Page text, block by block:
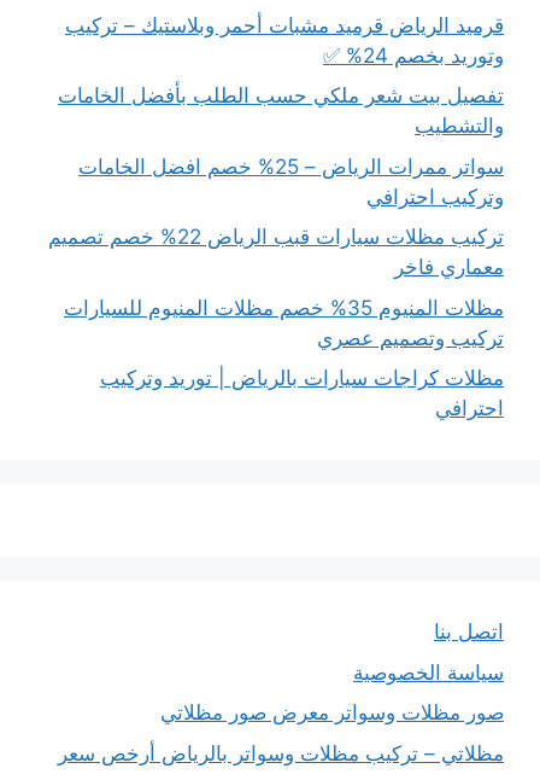
قرميد الرياض قرميد مشبات أحمر وبلاستيك – تركيب
وتوريد بخصم 24% ✅
تفصيل بيت شعر ملكي حسب الطلب بأفضل الخامات
والتشطيب
سواتر ممرات الرياض – 25% خصم افضل الخامات
وتركيب احترافي
تركيب مظلات سيارات قبب الرياض 22% خصم تصميم
معماري فاخر
مظلات المنيوم 35% خصم مظلات المنيوم للسيارات
تركيب وتصميم عصري
مظلات كراجات سيارات بالرياض | توريد وتركيب
احترافي
اتصل بنا
سياسة الخصوصية
صور مظلات وسواتر معرض صور مظلاتي
مظلاتي – تركيب مظلات وسواتر بالرياض أرخص سعر